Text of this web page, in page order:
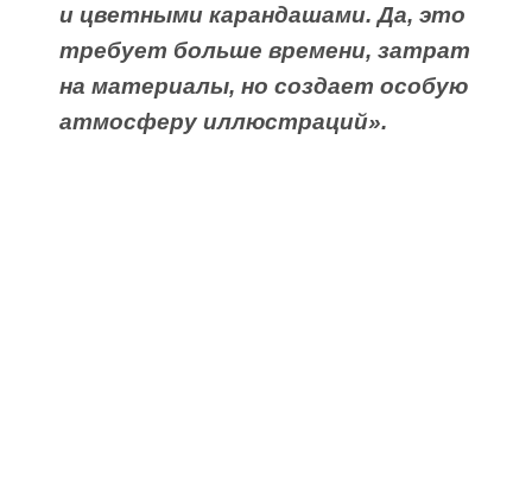
и цветными карандашами. Да, это
требует больше времени, затрат
на материалы, но создает особую
атмосферу иллюстраций».